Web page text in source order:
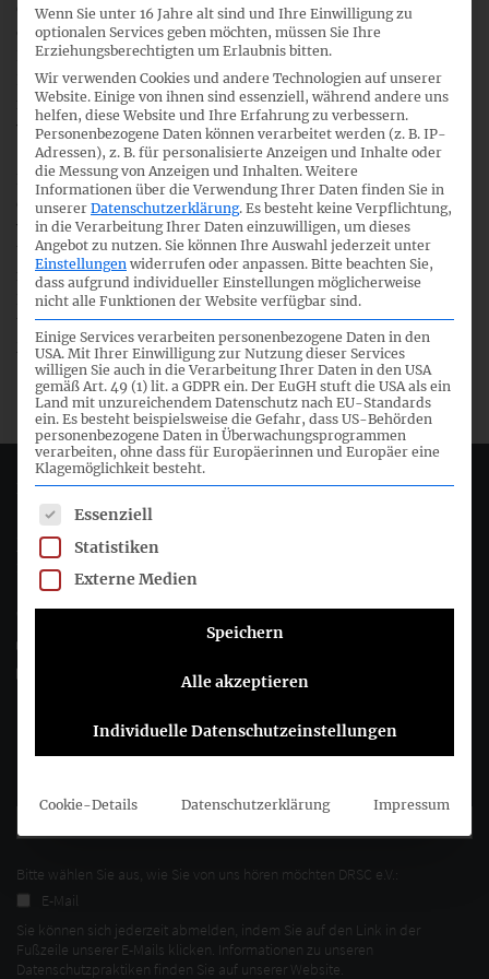
die vielen Tausend Unternehmen, welche erstmalig für ab
dem 1. Januar 2025 beginnende Geschäftsjahre zur
Nachhaltigkeitsberichterstattung verpflichtet werden.
Neben grundlegenden Informationen werden erste Ideen
für das Aufsetzen entsprechender Umsetzungsprojekte
vermittelt.
DRSC-Präsident WP/StB Georg Lanfermann kommentierte
die Veröffentlichung wie folgt: „Die Broschüre stellt eine
wichtige erste Handreichung für neu berichtspflichtige
Unternehmen dar. Diese Handreichung ist umso
notwendiger, da die im Vergleich zur bisherigen
Regulierung stark ansteigende Zahl berichtspflichtiger
Unternehmen nunmehr auch große Teile des deutschen
Mittelstandes erfasst.“
Deutsches Rechnungslegungs Standards Committee e.V.
Joachimsthaler Str. 34
10719 Berlin
Folgen Sie dem DRSC
Bitte wählen Sie aus, wie Sie von uns hören möchten DRSC e.V.:
E-Mail
Sie können sich jederzeit abmelden, indem Sie auf den Link in der
Fußzeile unserer E-Mails klicken. Informationen zu unseren
Datenschutzpraktiken finden Sie auf unserer Website.
Wenn Sie unter 16 Jahre alt sind und Ihre Einwilligung zu
optionalen Services geben möchten, müssen Sie Ihre
Erziehungsberechtigten um Erlaubnis bitten.
Wir verwenden Cookies und andere Technologien auf unserer
Website. Einige von ihnen sind essenziell, während andere uns
helfen, diese Website und Ihre Erfahrung zu verbessern.
Personenbezogene Daten können verarbeitet werden (z. B. IP-
Adressen), z. B. für personalisierte Anzeigen und Inhalte oder
die Messung von Anzeigen und Inhalten. Weitere
Informationen über die Verwendung Ihrer Daten finden Sie in
unserer Datenschutzerklärung. Es besteht keine Verpflichtung,
in die Verarbeitung Ihrer Daten einzuwilligen, um dieses
Angebot zu nutzen. Sie können Ihre Auswahl jederzeit unter
Einstellungen widerrufen oder anpassen. Bitte beachten Sie,
dass aufgrund individueller Einstellungen möglicherweise
nicht alle Funktionen der Website verfügbar sind.
Einige Services verarbeiten personenbezogene Daten in den
USA. Mit Ihrer Einwilligung zur Nutzung dieser Services
willigen Sie auch in die Verarbeitung Ihrer Daten in den USA
gemäß Art. 49 (1) lit. a GDPR ein. Der EuGH stuft die USA als ein
Land mit unzureichendem Datenschutz nach EU-Standards
ein. Es besteht beispielsweise die Gefahr, dass US-Behörden
personenbezogene Daten in Überwachungsprogrammen
verarbeiten, ohne dass für Europäerinnen und Europäer eine
Klagemöglichkeit besteht.
Es folgt eine Liste der Service-Gruppen, für die eine
Essenziell
Statistiken
Externe Medien
Speichern
Alle akzeptieren
Individuelle Datenschutzeinstellungen
Cookie-Details Datenschutzerklärung Impressum